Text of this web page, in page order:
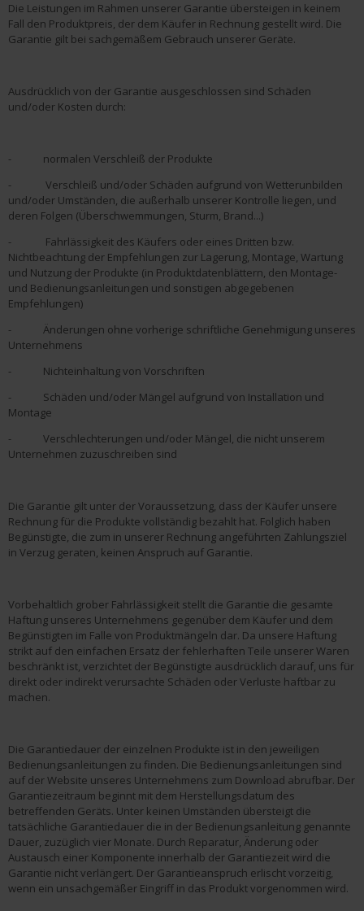
Die Leistungen im Rahmen unserer Garantie übersteigen in keinem
Fall den Produktpreis, der dem Käufer in Rechnung gestellt wird. Die
Garantie gilt bei sachgemäßem Gebrauch unserer Geräte.
Ausdrücklich von der Garantie ausgeschlossen sind Schäden
und/oder Kosten durch:
- normalen Verschleiß der Produkte
- Verschleiß und/oder Schäden aufgrund von Wetterunbilden
und/oder Umständen, die außerhalb unserer Kontrolle liegen, und
deren Folgen (Überschwemmungen, Sturm, Brand...)
- Fahrlässigkeit des Käufers oder eines Dritten bzw.
Nichtbeachtung der Empfehlungen zur Lagerung, Montage, Wartung
und Nutzung der Produkte (in Produktdatenblättern, den Montage-
und Bedienungsanleitungen und sonstigen abgegebenen
Empfehlungen)
- Änderungen ohne vorherige schriftliche Genehmigung unseres
Unternehmens
- Nichteinhaltung von Vorschriften
- Schäden und/oder Mängel aufgrund von Installation und
Montage
- Verschlechterungen und/oder Mängel, die nicht unserem
Unternehmen zuzuschreiben sind
Die Garantie gilt unter der Voraussetzung, dass der Käufer unsere
Rechnung für die Produkte vollständig bezahlt hat. Folglich haben
Begünstigte, die zum in unserer Rechnung angeführten Zahlungsziel
in Verzug geraten, keinen Anspruch auf Garantie.
Vorbehaltlich grober Fahrlässigkeit stellt die Garantie die gesamte
Haftung unseres Unternehmens gegenüber dem Käufer und dem
Begünstigten im Falle von Produktmängeln dar. Da unsere Haftung
strikt auf den einfachen Ersatz der fehlerhaften Teile unserer Waren
beschränkt ist, verzichtet der Begünstigte ausdrücklich darauf, uns für
direkt oder indirekt verursachte Schäden oder Verluste haftbar zu
machen.
Die Garantiedauer der einzelnen Produkte ist in den jeweiligen
Bedienungsanleitungen zu finden. Die Bedienungsanleitungen sind
auf der Website unseres Unternehmens zum Download abrufbar. Der
Garantiezeitraum beginnt mit dem Herstellungsdatum des
betreffenden Geräts. Unter keinen Umständen übersteigt die
tatsächliche Garantiedauer die in der Bedienungsanleitung genannte
Dauer, zuzüglich vier Monate. Durch Reparatur, Änderung oder
Austausch einer Komponente innerhalb der Garantiezeit wird die
Garantie nicht verlängert. Der Garantieanspruch erlischt vorzeitig,
wenn ein unsachgemäßer Eingriff in das Produkt vorgenommen wird.